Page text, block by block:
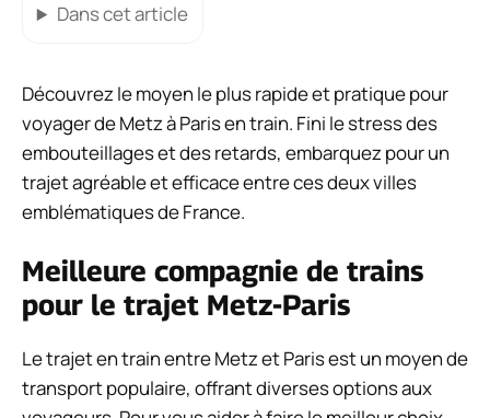
Dans cet article
Découvrez le moyen le plus rapide et pratique pour
voyager de Metz à Paris en train. Fini le stress des
embouteillages et des retards, embarquez pour un
trajet agréable et efficace entre ces deux villes
emblématiques de France.
Meilleure compagnie de trains
pour le trajet Metz-Paris
Le trajet en train entre Metz et Paris est un moyen de
transport populaire, offrant diverses options aux